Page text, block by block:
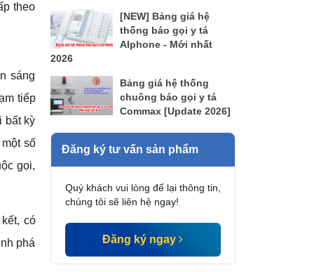
theo
sáng
tiếp
bất kỳ
số
gọi,
có
phá
[NEW] Bảng giá hệ
thống báo gọi y tá
AIphone - Mới nhất
2026
Bảng giá hệ thống
chuông báo gọi y tá
Commax [Update 2026]
Đăng ký tư vấn sản phẩm
Quý khách vui lòng để lại thông tin,
chúng tôi sẽ liên hệ ngay!
Đăng ký ngay